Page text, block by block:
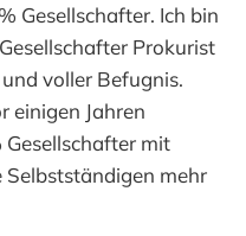
Gesellschafter. Ich bin
Prokurist
voller Befugnis.
einigen Jahren
Gesellschafter mit
mehr